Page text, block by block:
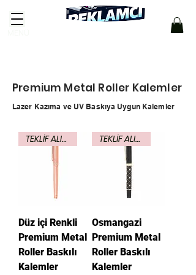
Premium Metal Roller Kalemler
Lazer Kazıma ve UV Baskıya Uygun Kalemler
TEKLİF ALINIZ
Düz içi Renkli
Premium Metal
Roller Baskılı
Kalemler
TEKLİF ALINIZ
Osmangazi
Premium Metal
Roller Baskılı
Kalemler